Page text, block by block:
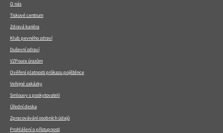
O nás
Tiskové centrum
Zdravá kariéra
Klub pevného zdraví
Duševní zdraví
VZPoura úrazům
Ověření platnosti průkazu pojištěnce
Veřejné zakázky
Smlouvy s poskytovateli
Úřední deska
Zpracovávání osobních údajů
Prohlášení o přístupnosti